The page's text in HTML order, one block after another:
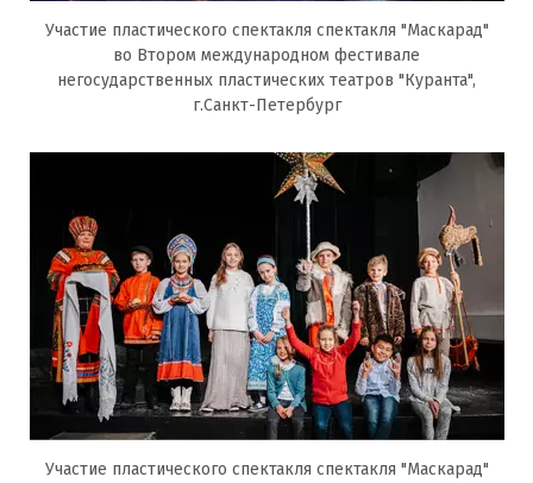
Участие пластического спектакля спектакля "Маскарад"
во Втором международном фестивале
негосударственных пластических театров "Куранта",
г.Санкт-Петербург
Участие пластического спектакля спектакля "Маскарад"